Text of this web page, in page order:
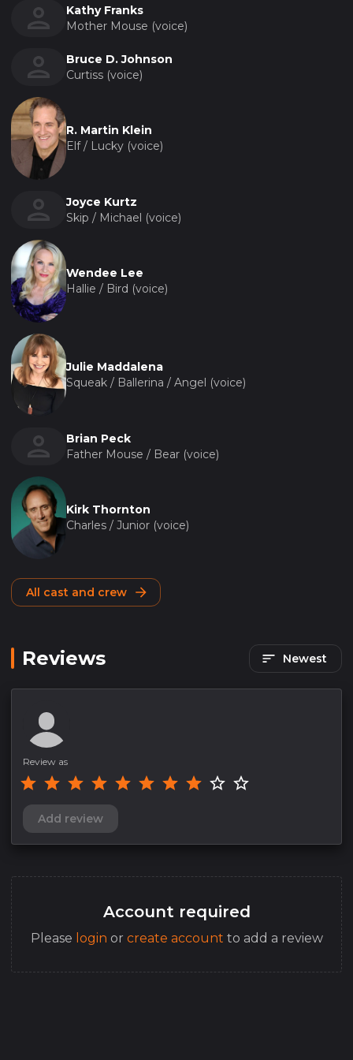
незабываемым.
– это теплая и душевная история, которая
напоминает о том, что настоящее Рождество – это
время чудес, когда важно быть рядом с
близкими, дарить друг другу радость и тепло
своих сердец. Этот мультфильм станет
прекрасным дополнением к рождественским
традициям и подарит зрителям незабываемые
впечатления от просмотра.
Kathy Franks
Mother Mouse (voice)
Bruce D. Johnson
Curtiss (voice)
R. Martin Klein
Elf / Lucky (voice)
Joyce Kurtz
Skip / Michael (voice)
Wendee Lee
Hallie / Bird (voice)
Julie Maddalena
Squeak / Ballerina / Angel (voice)
Brian Peck
Father Mouse / Bear (voice)
Kirk Thornton
Charles / Junior (voice)
All cast and crew
Reviews Newest
Review as
Add review
Account required
Please login or create account to add a review